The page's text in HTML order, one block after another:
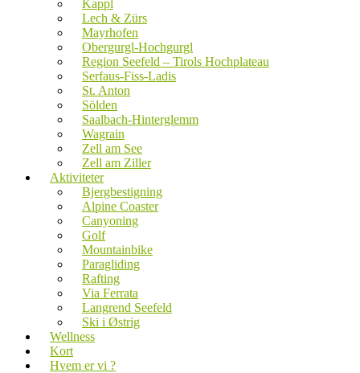
Kappl
Lech & Zürs
Mayrhofen
Obergurgl-Hochgurgl
Region Seefeld – Tirols Hochplateau
Serfaus-Fiss-Ladis
St. Anton
Sölden
Saalbach-Hinterglemm
Wagrain
Zell am See
Zell am Ziller
Aktiviteter
Bjergbestigning
Alpine Coaster
Canyoning
Golf
Mountainbike
Paragliding
Rafting
Via Ferrata
Langrend Seefeld
Ski i Østrig
Wellness
Kort
Hvem er vi ?